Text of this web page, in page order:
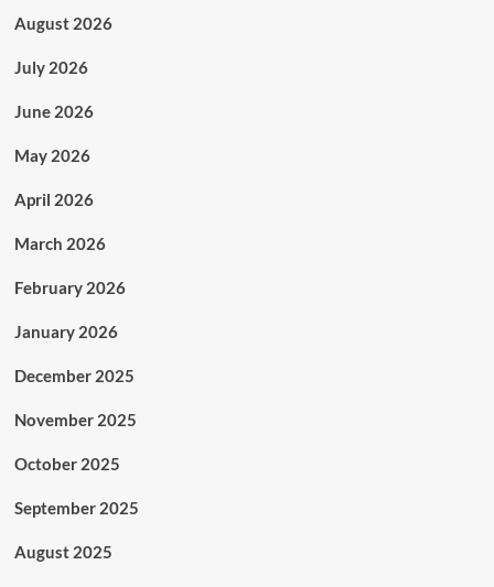
August 2026
July 2026
June 2026
May 2026
April 2026
March 2026
February 2026
January 2026
December 2025
November 2025
October 2025
September 2025
August 2025